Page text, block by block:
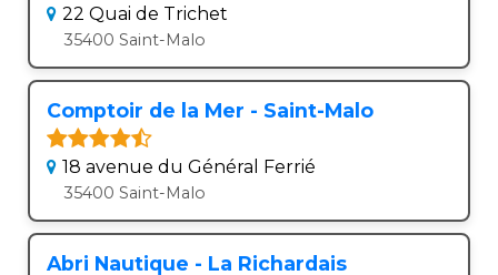
22 Quai de Trichet
35400 Saint-Malo
Comptoir de la Mer - Saint-Malo
18 avenue du Général Ferrié
35400 Saint-Malo
Abri Nautique - La Richardais